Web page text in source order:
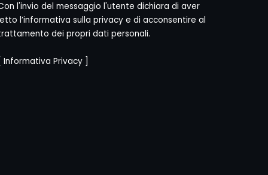
l'invio del messaggio l'utente dichiara di aver
l’informativa sulla privacy e di acconsentire al
dei propri dati personali.
Informativa Privacy]